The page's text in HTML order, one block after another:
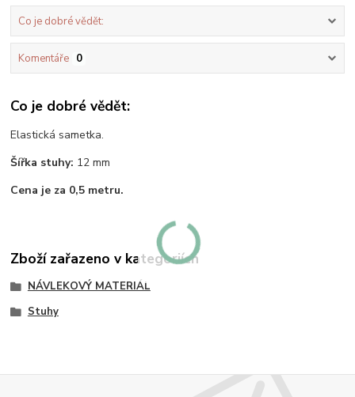
Co je dobré vědět:
Komentáře 0
Co je dobré vědět:
Elastická sametka.
Šířka stuhy: 12 mm
Cena je za 0,5 metru.
Zboží zařazeno v kategoriích
NÁVLEKOVÝ MATERIÁL
Stuhy